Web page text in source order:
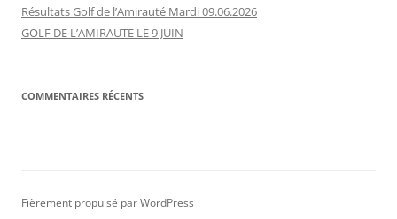
Résultats Golf de l’Amirauté Mardi 09.06.2026
GOLF DE L’AMIRAUTE LE 9 JUIN
COMMENTAIRES RÉCENTS
Fièrement propulsé par WordPress